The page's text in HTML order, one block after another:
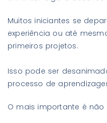
Muitos iniciantes se
experiência ou até
primeiros projetos.
Isso pode ser
processo de
O mais importante é não